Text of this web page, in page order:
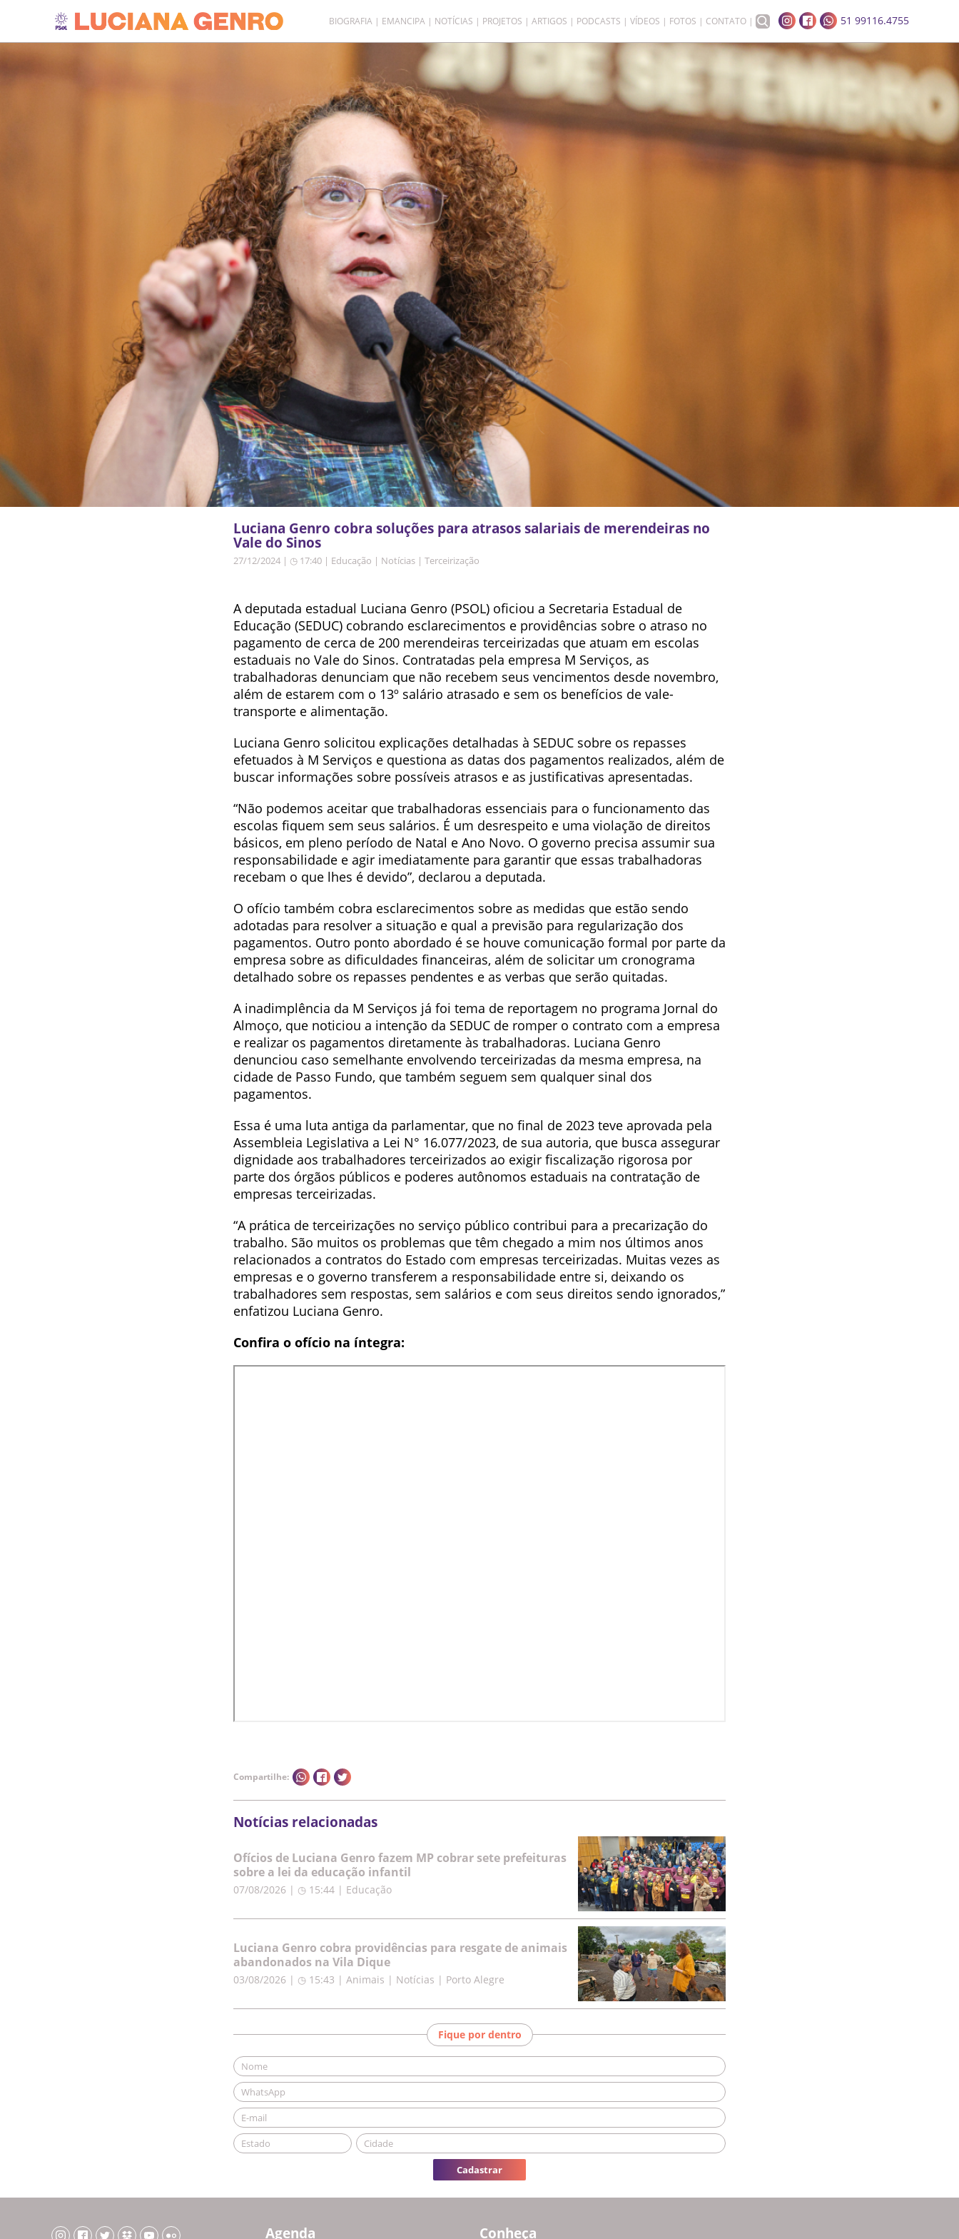
BIOGRAFIA EMANCIPA NOTÍCIAS PROJETOS ARTIGOS PODCASTS VÍDEOS FOTOS CONTATO 51 99116.4755
Luciana Genro cobra soluções para atrasos salariais de merendeiras no
Vale do Sinos
27/12/2024 | ◷ 17:40 | Educação | Notícias | Terceirização
A deputada estadual Luciana Genro (PSOL) oficiou a Secretaria Estadual de
Educação (SEDUC) cobrando esclarecimentos e providências sobre o atraso no
pagamento de cerca de 200 merendeiras terceirizadas que atuam em escolas
estaduais no Vale do Sinos. Contratadas pela empresa M Serviços, as
trabalhadoras denunciam que não recebem seus vencimentos desde novembro,
além de estarem com o 13º salário atrasado e sem os benefícios de vale-
transporte e alimentação.
Luciana Genro solicitou explicações detalhadas à SEDUC sobre os repasses
efetuados à M Serviços e questiona as datas dos pagamentos realizados, além de
buscar informações sobre possíveis atrasos e as justificativas apresentadas.
“Não podemos aceitar que trabalhadoras essenciais para o funcionamento das
escolas fiquem sem seus salários. É um desrespeito e uma violação de direitos
básicos, em pleno período de Natal e Ano Novo. O governo precisa assumir sua
responsabilidade e agir imediatamente para garantir que essas trabalhadoras
recebam o que lhes é devido”, declarou a deputada.
O ofício também cobra esclarecimentos sobre as medidas que estão sendo
adotadas para resolver a situação e qual a previsão para regularização dos
pagamentos. Outro ponto abordado é se houve comunicação formal por parte da
empresa sobre as dificuldades financeiras, além de solicitar um cronograma
detalhado sobre os repasses pendentes e as verbas que serão quitadas.
A inadimplência da M Serviços já foi tema de reportagem no programa Jornal do
Almoço, que noticiou a intenção da SEDUC de romper o contrato com a empresa
e realizar os pagamentos diretamente às trabalhadoras. Luciana Genro
denunciou caso semelhante envolvendo terceirizadas da mesma empresa, na
cidade de Passo Fundo, que também seguem sem qualquer sinal dos
pagamentos.
Essa é uma luta antiga da parlamentar, que no final de 2023 teve aprovada pela
Assembleia Legislativa a Lei N° 16.077/2023, de sua autoria, que busca assegurar
dignidade aos trabalhadores terceirizados ao exigir fiscalização rigorosa por
parte dos órgãos públicos e poderes autônomos estaduais na contratação de
empresas terceirizadas.
“A prática de terceirizações no serviço público contribui para a precarização do
trabalho. São muitos os problemas que têm chegado a mim nos últimos anos
relacionados a contratos do Estado com empresas terceirizadas. Muitas vezes as
empresas e o governo transferem a responsabilidade entre si, deixando os
trabalhadores sem respostas, sem salários e com seus direitos sendo ignorados,”
enfatizou Luciana Genro.
Confira o ofício na íntegra:
Compartilhe:
Notícias relacionadas
Ofícios de Luciana Genro fazem MP cobrar sete prefeituras
sobre a lei da educação infantil
07/08/2026 | ◷ 15:44 | Educação
Luciana Genro cobra providências para resgate de animais
abandonados na Vila Dique
03/08/2026 | ◷ 15:43 | Animais | Notícias | Porto Alegre
Fique por dentro
Cadastrar
Agenda Conheça